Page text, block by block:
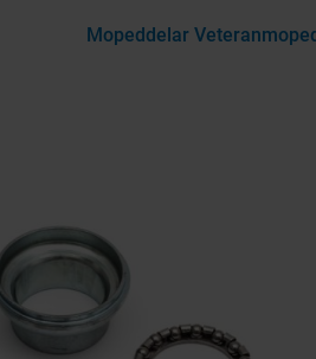
KANSKE NÅGON
Mopeddelar